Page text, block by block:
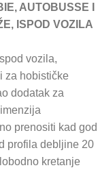
AUTOBUSSE I
ISPOD VOZILA
vozila,
za hobističke
dodatak za
prenositi kad god
profila debljine 20
kretanje